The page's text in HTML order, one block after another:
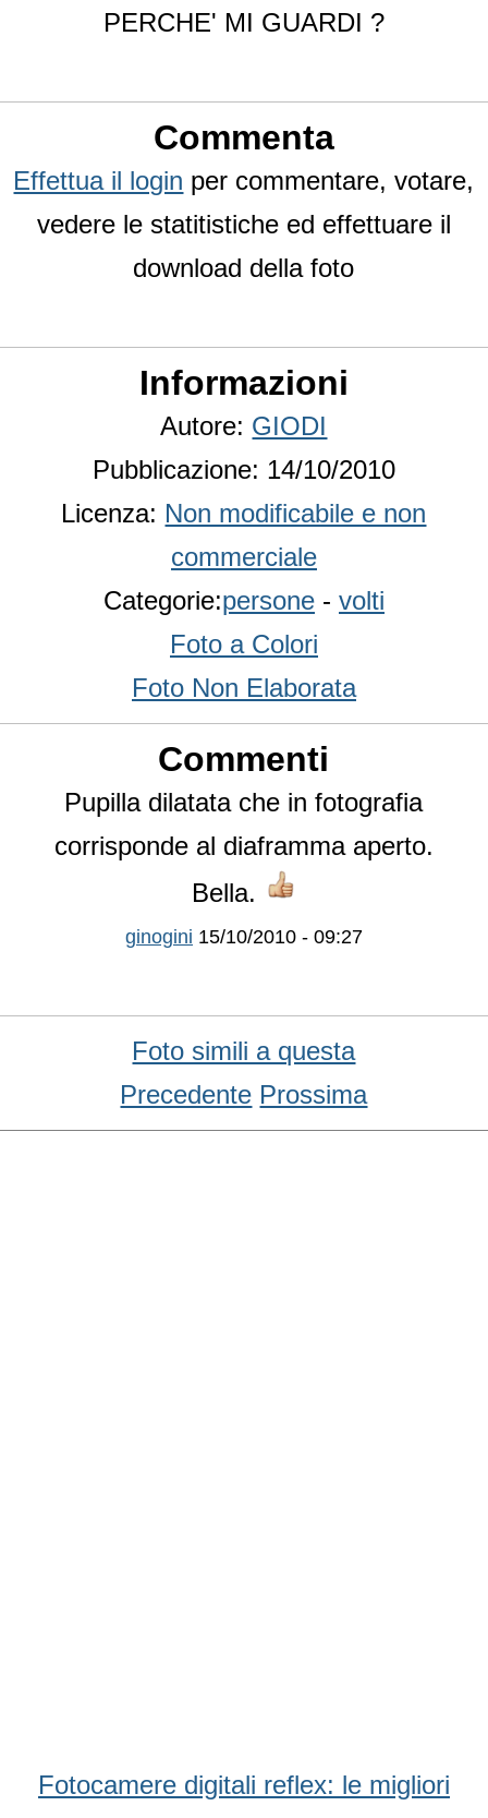
PERCHE' MI GUARDI ?
Commenta
Effettua il login per commentare, votare,
vedere le statitistiche ed effettuare il
download della foto
Informazioni
Autore: GIODI
Pubblicazione: 14/10/2010
Licenza: Non modificabile e non
commerciale
Categorie:persone - volti
Foto a Colori
Foto Non Elaborata
Commenti
Pupilla dilatata che in fotografia
corrisponde al diaframma aperto.
Bella.
ginogini 15/10/2010 - 09:27
Foto simili a questa
Precedente Prossima
Fotocamere digitali reflex: le migliori